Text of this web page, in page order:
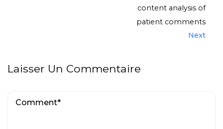
content analysis of
patient comments
Next
Laisser Un Commentaire